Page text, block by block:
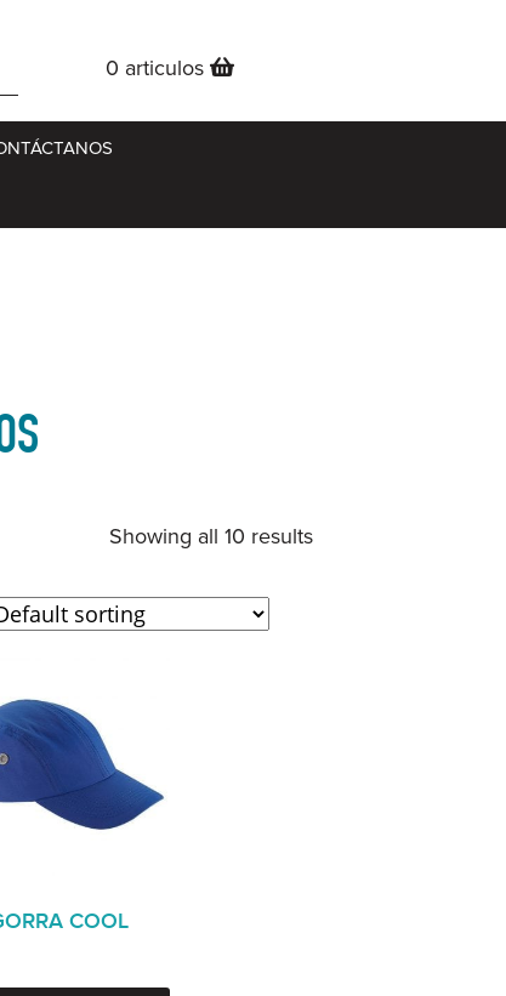
0 articulos
Showing all 10 results
COOL